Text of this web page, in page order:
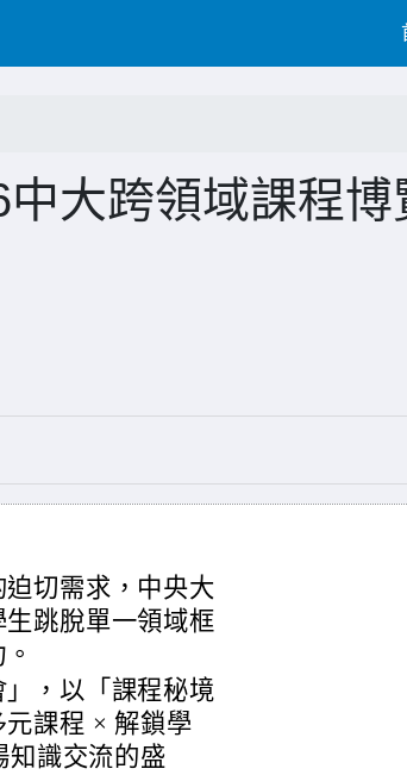
大跨領域課程博
切需求，中央大
跳脫單一領域框
，以「課程秘境
課程 × 解鎖學
知識交流的盛